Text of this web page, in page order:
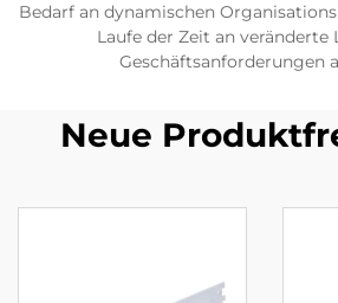
Bedarf an dynamischen
Laufe der Zeit an veränderte
Geschäftsanforderungen
Neue